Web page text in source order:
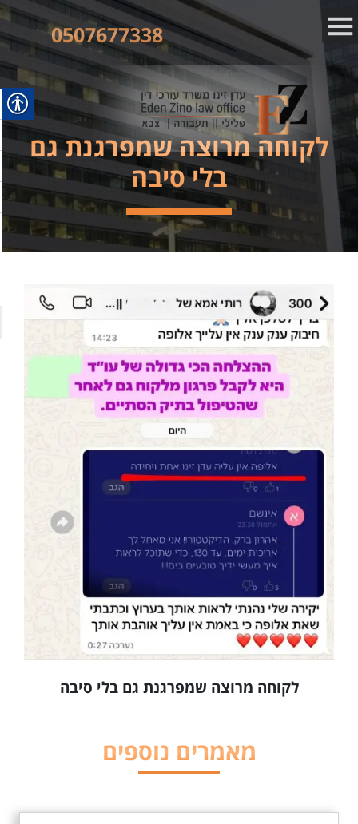
0507677338
לקוחה מרוצה שמפרגנת גם
בלי סיבה
לקוחה מרוצה שמפרגנת גם בלי סיבה
מאמרים נוספים